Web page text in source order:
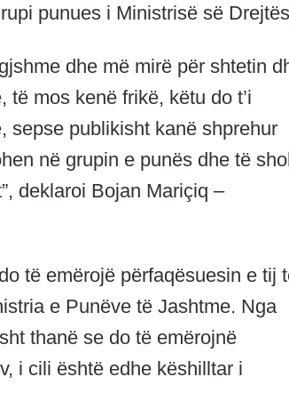
punues i Ministrisë së
dhe më mirë për shtetin
mos kenë frikë, këtu do t’i
sepse publikisht kanë shprehur
në grupin e punës dhe të
deklaroi Bojan Mariçiq –
të emërojë përfaqësuesin e tij
e Punëve të Jashtme. Nga
thanë se do të emërojnë
i cili është edhe këshilltar i